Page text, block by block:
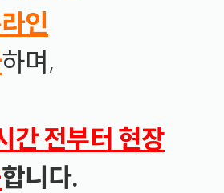
인
하며,
간 전부터 현장
합니다.